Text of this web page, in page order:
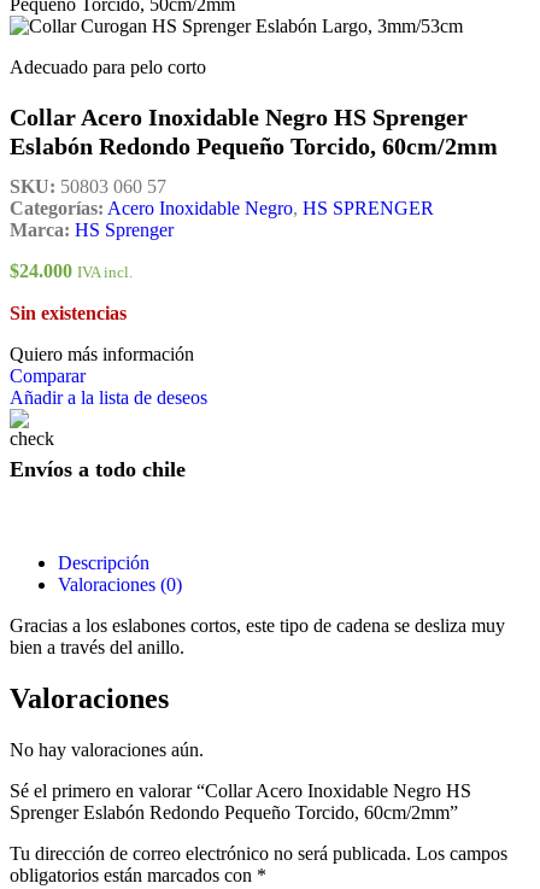
Adecuado para pelo corto
Collar Acero Inoxidable Negro HS Sprenger
Eslabón Redondo Pequeño Torcido, 60cm/2mm
SKU: 50803 060 57
Categorías: Acero Inoxidable Negro, HS SPRENGER
Marca: HS Sprenger
$24.000 IVA incl.
Sin existencias
Quiero más información
Comparar
Añadir a la lista de deseos
Envíos a todo chile
Descripción
Valoraciones (0)
Gracias a los eslabones cortos, este tipo de cadena se desliza muy
bien a través del anillo.
Valoraciones
No hay valoraciones aún.
Sé el primero en valorar “Collar Acero Inoxidable Negro HS
Sprenger Eslabón Redondo Pequeño Torcido, 60cm/2mm”
Tu dirección de correo electrónico no será publicada. Los campos
obligatorios están marcados con *